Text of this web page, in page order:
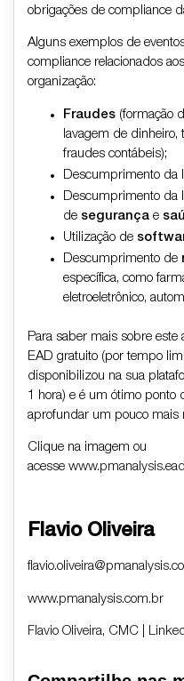
obrigações de compliance
Alguns exemplos de
compliance relacionados
organização:
Fraudes (formação
lavagem de dinheiro,
fraudes contábeis);
Descumprimento da
Descumprimento da
de segurança e
Utilização de
Descumprimento de
específica, como
eletroeletrônico,
Para saber mais sobre este
EAD gratuito (por tempo
disponibilizou na sua
1 hora) e é um ótimo ponto
aprofundar um pouco mais
Clique na imagem ou
acesse
Flavio Oliveira
www.pmanalysis.com.br
Flavio Oliveira, CMC |